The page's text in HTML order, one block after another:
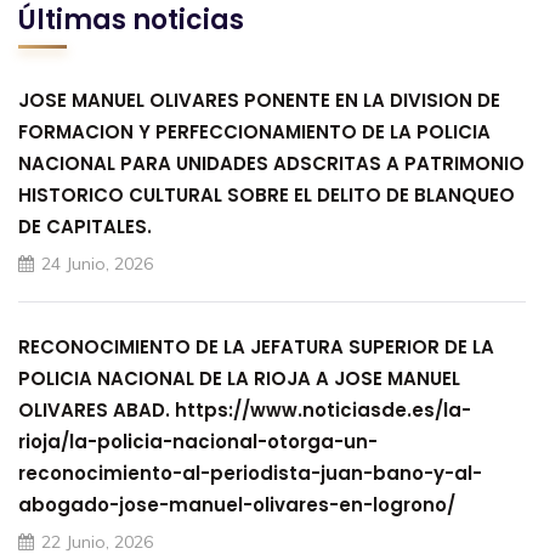
Últimas noticias
JOSE MANUEL OLIVARES PONENTE EN LA DIVISION DE
FORMACION Y PERFECCIONAMIENTO DE LA POLICIA
NACIONAL PARA UNIDADES ADSCRITAS A PATRIMONIO
HISTORICO CULTURAL SOBRE EL DELITO DE BLANQUEO
DE CAPITALES.
24 Junio, 2026
RECONOCIMIENTO DE LA JEFATURA SUPERIOR DE LA
POLICIA NACIONAL DE LA RIOJA A JOSE MANUEL
OLIVARES ABAD. https://www.noticiasde.es/la-
rioja/la-policia-nacional-otorga-un-
reconocimiento-al-periodista-juan-bano-y-al-
abogado-jose-manuel-olivares-en-logrono/
22 Junio, 2026